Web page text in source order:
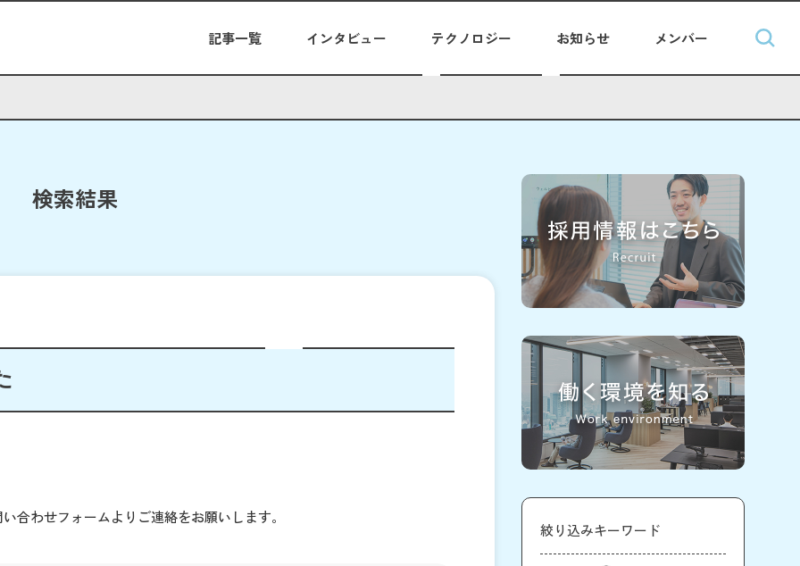
記事一覧 インタビュー テクノロジー お知らせ メンバー
検索結果
合わせフォームよりご連絡をお願いします。
絞り込みキーワード